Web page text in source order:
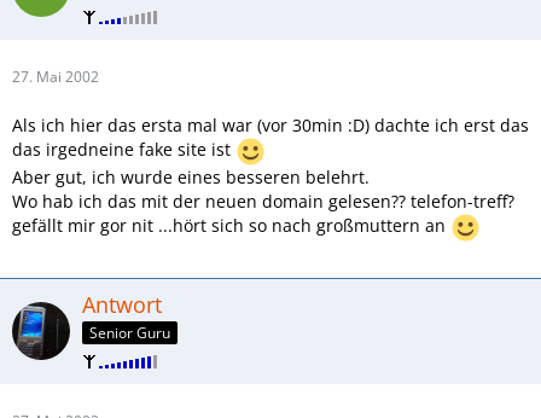
27. Mai 2002
Als ich hier das ersta mal war (vor 30min :D) dachte ich erst das
das irgedneine fake site ist
Aber gut, ich wurde eines besseren belehrt.
Wo hab ich das mit der neuen domain gelesen?? telefon-treff?
gefällt mir gor nit ...hört sich so nach großmuttern an
Antwort
Senior Guru